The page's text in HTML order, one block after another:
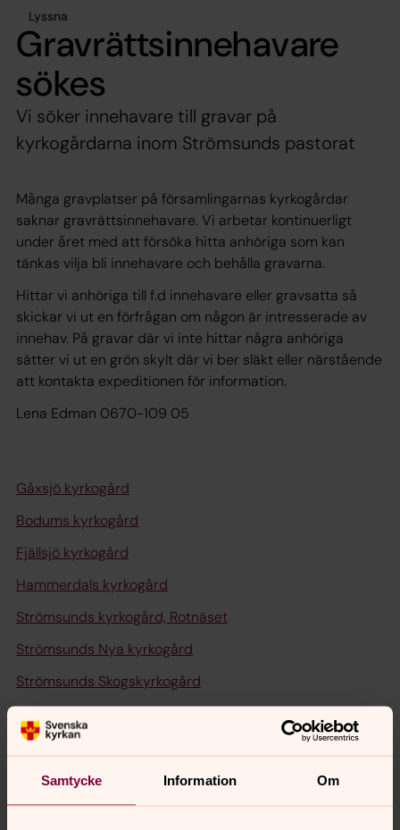
Samtycke Information Om
Lyssna
Gravrättsinnehavare
sökes
Vi söker innehavare till gravar på
kyrkogårdarna inom Strömsunds pastorat
Många gravplatser på församlingarnas kyrkogårdar
saknar gravrättsinnehavare. Vi arbetar kontinuerligt
under året med att försöka hitta anhöriga som kan
tänkas vilja bli innehavare och behålla gravarna.
Hittar vi anhöriga till f.d innehavare eller gravsatta så
skickar vi ut en förfrågan om någon är intresserade av
innehav. På gravar där vi inte hittar några anhöriga
sätter vi ut en grön skylt där vi ber släkt eller närstående
att kontakta expeditionen för information.
Lena Edman 0670-109 05
Gåxsjö kyrkogård
Bodums kyrkogård
Fjällsjö kyrkogård
Hammerdals kyrkogård
Strömsunds kyrkogård, Rotnäset
Strömsunds Nya kyrkogård
Strömsunds Skogskyrkogård
Alanäs kyrkogård
Tåsjö kyrkogård
Gärdnäs kyrkogård
Gäddede kyrkogård